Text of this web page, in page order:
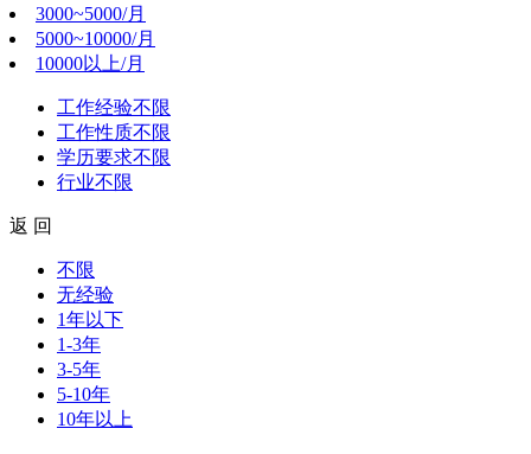
3000~5000/月
5000~10000/月
10000以上/月
工作经验不限
工作性质不限
学历要求不限
行业不限
返 回
不限
无经验
1年以下
1-3年
3-5年
5-10年
10年以上